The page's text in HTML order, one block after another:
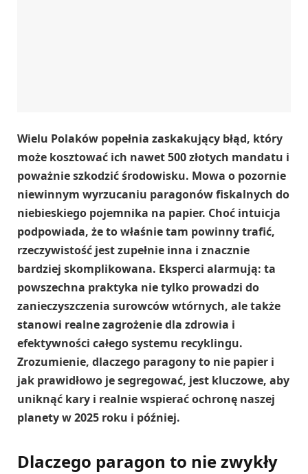
Wielu Polaków popełnia zaskakujący błąd, który
może kosztować ich nawet 500 złotych mandatu i
poważnie szkodzić środowisku. Mowa o pozornie
niewinnym wyrzucaniu paragonów fiskalnych do
niebieskiego pojemnika na papier. Choć intuicja
podpowiada, że to właśnie tam powinny trafić,
rzeczywistość jest zupełnie inna i znacznie
bardziej skomplikowana. Eksperci alarmują: ta
powszechna praktyka nie tylko prowadzi do
zanieczyszczenia surowców wtórnych, ale także
stanowi realne zagrożenie dla zdrowia i
efektywności całego systemu recyklingu.
Zrozumienie, dlaczego paragony to nie papier i
jak prawidłowo je segregować, jest kluczowe, aby
uniknąć kary i realnie wspierać ochronę naszej
planety w 2025 roku i później.
Dlaczego paragon to nie zwykły